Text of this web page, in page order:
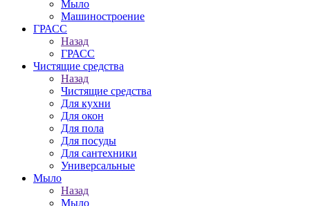
Мыло
Машиностроение
ГРАСС
Назад
ГРАСС
Чистящие средства
Назад
Чистящие средства
Для кухни
Для окон
Для пола
Для посуды
Для сантехники
Универсальные
Мыло
Назад
Мыло